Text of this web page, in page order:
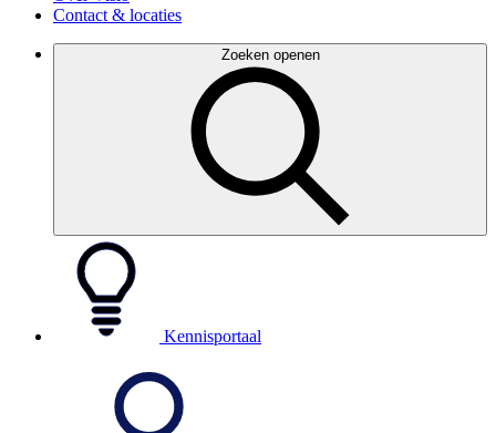
Contact & locaties
Zoeken openen
Kennisportaal